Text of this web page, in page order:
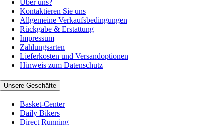
Über uns?
Kontaktieren Sie uns
Allgemeine Verkaufsbedingungen
Rückgabe & Erstattung
Impressum
Zahlungsarten
Lieferkosten und Versandoptionen
Hinweis zum Datenschutz
Unsere Geschäfte
Basket-Center
Daily Bikers
Direct Running